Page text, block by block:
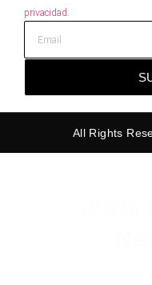
privacidad.
All Rights